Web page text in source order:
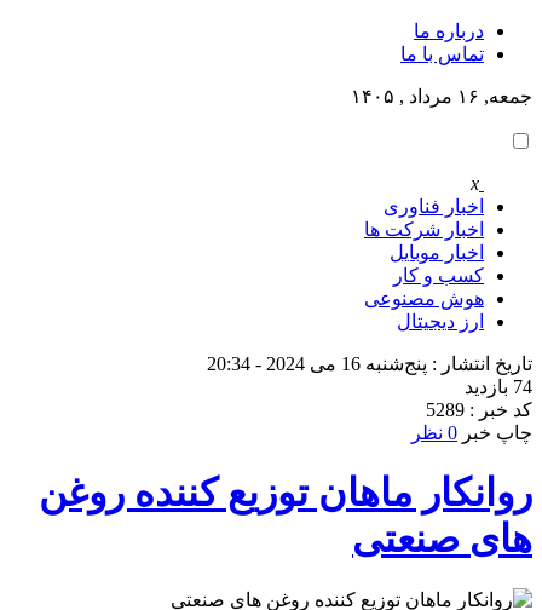
درباره ما
تماس با ما
جمعه, ۱۶ مرداد , ۱۴۰۵
x
اخبار فناوری
اخبار شرکت ها
اخبار موبایل
کسب و کار
هوش مصنوعی
ارز دیجیتال
تاریخ انتشار : پنج‌شنبه 16 می 2024 - 20:34
74 بازدید
کد خبر : 5289
چاپ خبر 0 نظر
روانکار ماهان توزیع کننده روغن
های صنعتی